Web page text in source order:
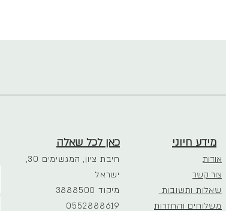
כאן לכל שאלה
חיבת ציון, המגשימים 30,
ישראל
3888500 מיקוד
0552888619
מידע חיוני
אודות
צור קשר
שאלות ותשובות
משלוחים והחזרות